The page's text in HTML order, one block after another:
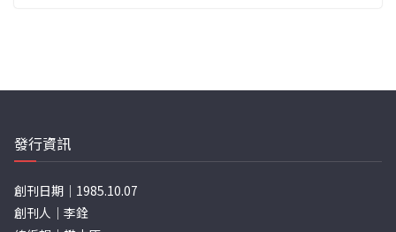
發行資訊
創刊日期｜1985.10.07
創刊人｜李銓